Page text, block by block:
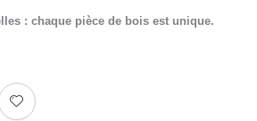
: chaque pièce de bois est unique.